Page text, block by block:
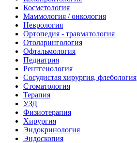
Косметология
Маммология / онкология
Неврология
Ортопедия - травматология
Отоларингология
Офтальмология
Педиатрия
Рентгенология
Сосудистая хирургия, флебология
Стоматология
Терапия
УЗД
Физиотерапия
Хирургия
Эндокринология
Эндоскопия